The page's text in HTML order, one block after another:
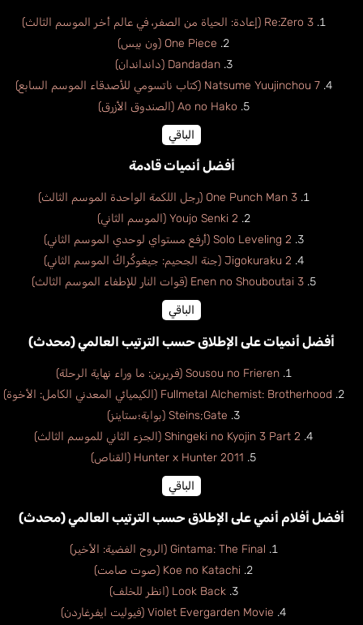
Re:Zero 3 (إعادة: الحياة من الصفر، في عالم أخر الموسم الثالث)
One Piece (ون بيس)
Dandadan (دانداندان)
Natsume Yuujinchou 7 (كتاب ناتسومي للأصدقاء الموسم السابع)
Ao no Hako (الصندوق الأزرق)
الباقي
أفضل أنميات قادمة
One Punch Man 3 (رجل اللكمة الواحدة الموسم الثالث)
Youjo Senki 2 (الموسم الثاني)
Solo Leveling 2 (أرفع مستواي لوحدي الموسم الثاني)
Jigokuraku 2 (جنة الجحيم: جيغوكُراكُ الموسم الثاني)
Enen no Shouboutai 3 (قوات النار للإطفاء الموسم الثالث)
الباقي
أفضل أنميات على الإطلاق حسب الترتيب العالمي (محدث)
Sousou no Frieren (فريرين: ما وراء نهاية الرحلة)
Fullmetal Alchemist: Brotherhood (الكيميائي المعدني الكامل: الأخوة)
Steins;Gate (بوابة؛ستاينز)
Shingeki no Kyojin 3 Part 2 (الجزء الثاني للموسم الثالث)
Hunter x Hunter 2011 (القناص)
الباقي
أفضل أفلام أنمي على الإطلاق حسب الترتيب العالمي (محدث)
Gintama: The Final (الروح الفضية: الأخير)
Koe no Katachi (صوت صامت)
Look Back (انظر للخلف)
Violet Evergarden Movie (فيوليت ايفرغاردن)